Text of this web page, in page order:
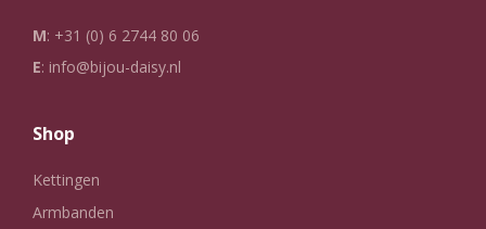
M: +31 (0) 6 2744 80 06
E: info@bijou-daisy.nl
Shop
Kettingen
Armbanden